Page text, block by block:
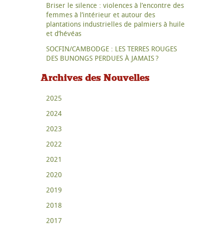
Briser le silence : violences à l’encontre des
femmes à l’intérieur et autour des
plantations industrielles de palmiers à huile
et d’hévéas
SOCFIN/CAMBODGE : LES TERRES ROUGES
DES BUNONGS PERDUES À JAMAIS ?
Archives des Nouvelles
2025
2024
2023
2022
2021
2020
2019
2018
2017